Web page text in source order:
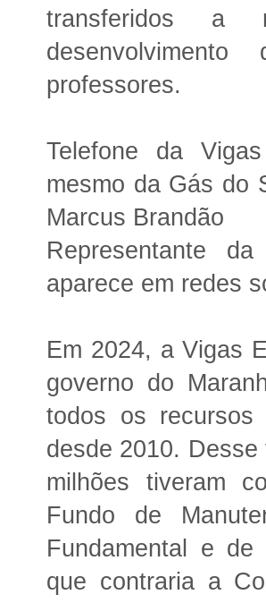
transferidos a
professores.
Telefone da
mesmo da Gás do
Marcus Brandão
Representante
aparece em redes
Em 2024, a Vigas
governo do
todos os recursos
desde 2010.
milhões tiveram
Fundo de
Fundamental e
que contraria a